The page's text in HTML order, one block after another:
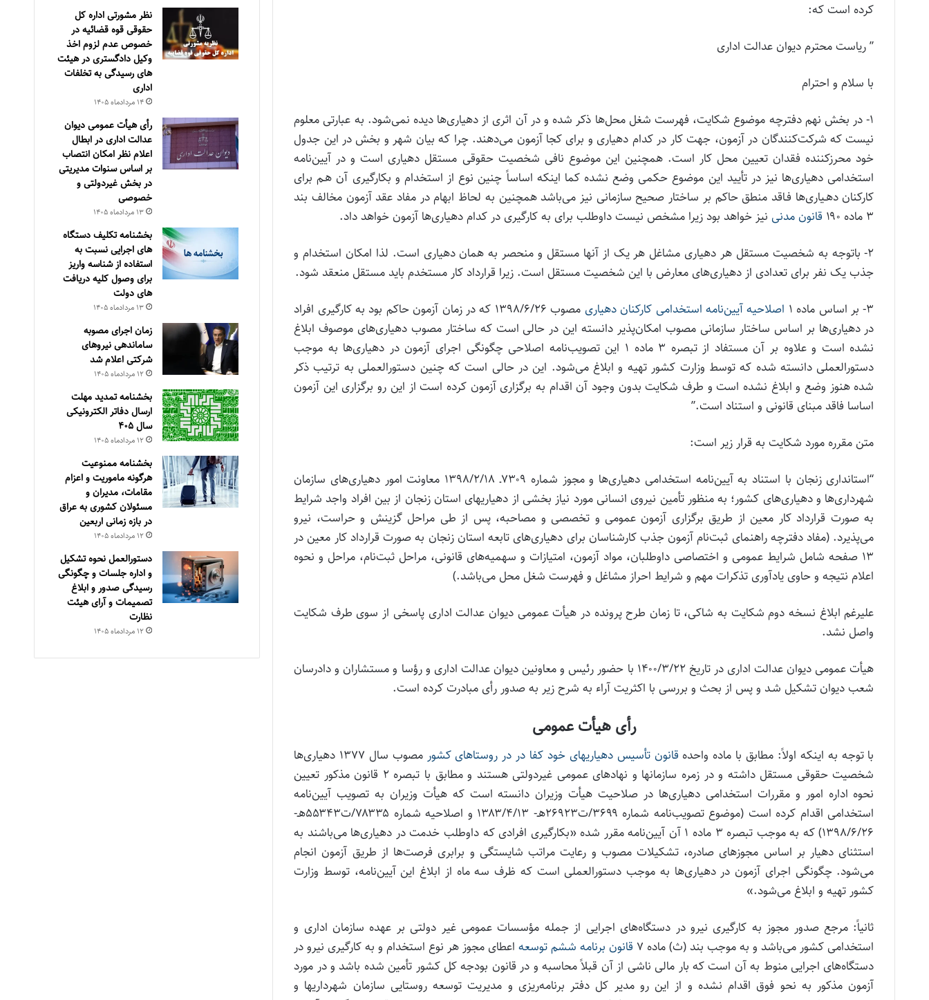
کرده است که:
” ریاست محترم دیوان عدالت اداری
با سلام و احترام
۱- در بخش نهم دفترچه موضوع شکایت، فهرست شغل محل‌ها ذکر شده و در آن اثری از دهیاری‌ها دیده نمی‌‌شود. به عبارتی معلوم
نیست که شرکت‌کنندگان در آزمون، جهت کار در کدام دهیاری و برای کجا آزمون می‌‌دهند. چرا که بیان شهر و بخش در این جدول
خود محرزکننده فقدان تعیین محل کار است. همچنین این موضوع نافی شخصیت حقوقی مستقل دهیاری است و در آیین‌نامه
استخدامی دهیاری‌ها نیز در تأیید این موضوع حکمی وضع نشده کما اینکه اساساً چنین نوع از استخدام و بکارگیری آن هـم برای
کارکنان دهـیاری‌ها فـاقد منطق حاکم بر ساختار صحیح سازمانی نیز می‌باشد همچنین به لحاظ ابهام در مفاد عقد آزمون مخالف بند
۳ ماده ۱۹۰
قانون مدنی نیز خواهد بود زیرا مشخص نیست داوطلب برای به کارگیری در کدام دهیاری‌ها آزمون خواهد داد.
۲- باتوجه به شخصیت مستقل هر دهیاری مشاغل هر یک از آنها مستقل و منحصر به همان دهیاری است. لذا امکان استخدام و
جذب یک نفر برای تعدادی از دهیاری‌های معارض با این شخصیت مستقل است. زیرا قرارداد کار مستخدم باید مستقل منعقد شود.
۳- بر اساس ماده ۱ اصلاحیه آیین‌نامه استخدامی کارکنان دهیاری
مصوب ۱۳۹۸/۶/۲۶ که در زمان آزمون حاکم بود به کارگیری افراد
در دهیاری‌ها بر اساس ساختار سازمانی مصوب امکان‌پذیر دانسته این در حالی است که ساختار مصوب دهیاری‌های موصوف ابلاغ
نشده است و علاوه بر آن مستفاد از تبصره ۳ ماده ۱ این تصویب‌نامه اصلاحی چگونگی اجرای آزمون در دهیاری‌ها به موجب
دستورالعملی دانسته شده که توسط وزارت کشور تهیه و ابلاغ می‌شود. این در حالی است که چنین دستورالعملی به ترتیب ذکر
شده هنوز وضع و ابلاغ نشده است و طرف شکایت بدون وجود آن اقدام به برگزاری آزمون کرده است از این رو برگزاری این آزمون
اساسا فاقد مبنای قانونی و استناد است.”
متن مقرره مورد شکایت به قرار زیر است:
“استانداری زنجان با استناد به آیین‌نامه استخدامی دهیاری‌ها و مجوز شماره ۷۳۰۹ـ ۱۳۹۸/۲/۱۸ معاونت امور دهیاری‌های سازمان
شهرداری‌ها و دهیاری‌های کشور؛ به منظور تأمین نیروی انسانی مورد نیاز بخشی از دهیاریهای استان زنجان از بین افراد واجد شرایط
به صورت قرارداد کار معین از طریق برگزاری آزمون عمومی و تخصصی و مصاحبه، پس از طی مراحل گزینش و حراست، نیرو
می‌پذیرد. (مفاد دفترچه راهنمای ثبت‌نام آزمون جذب کارشناسان برای دهیاری‌های تابعه استان زنجان به صورت قرارداد کار معین در
۱۳ صفحه شامل شرایط عمومی و اختصاصی داوطلبان، مواد آزمون، امتیازات و سهمیه‌های قانونی، مراحل ثبت‌نام، مراحل و نحوه
اعلام نتیجه و حاوی یادآوری تذکرات مهم و شرایط احراز مشاغل و فهرست شغل محل می‌باشد.)
علیرغم ابلاغ نسخه دوم شکایت به شاکی، تا زمان طرح پرونده در هیأت عمومی دیوان عدالت اداری پاسخی از سوی طرف شکایت
واصل نشد.
هیأت عمومی دیوان عدالت اداری در تاریخ ۱۴۰۰/۳/۲۲ با حضور رئیس و معاونین دیوان عدالت اداری و رؤسا و مستشاران و دادرسان
شعب دیوان تشکیل شـد و پس از بحث و بررسی با اکثریت آراء به شرح زیر به صدور رأی مبادرت کرده است.
رأی هیأت عمومی
با توجه به اینکه اولاً: مطابق با ماده واحده قانون تأسیس دهیاریهای خود کفا در در روستاهای کشور
مصوب سال ۱۳۷۷ دهیاری‌ها
شخصیت حقوقی مستقل داشته و در زمره سازمانها و نهادهای عمومی غیردولتی هستند و مطابق با تبصره ۲ قانون مذکور تعیین
نحوه اداره امور و مقررات استخدامی دهیاری‌ها در صلاحیت هیأت وزیران دانسته است که هیأت وزیران به تصویب آیین‌نامه
استخدامی اقدام کرده است (موضوع تصویب‌نامه شماره ۳۶۹۹/ت۲۶۹۲۳هـ- ۱۳۸۳/۴/۱۳ و اصلاحیه شماره ۷۸۳۳۵/ت۵۵۳۴۳هـ-
۱۳۹۸/۶/۲۶) که به موجب تبصره ۳ ماده ۱ آن آیین‌نامه مقرر شده «بکارگیری افرادی که داوطلب خدمت در دهیاری‌ها می‌باشند به
استثنای دهیار بر اساس مجوزهای صادره، تشکیلات مصوب و رعایت مراتب شایستگی و برابری فرصت‌ها از طریق آزمون انجام
می‌شود. چگونگی اجرای آزمون در دهیاری‌ها به موجب دستورالعملی است که ظرف سه ماه از ابلاغ این آیین‌نامه، توسط وزارت
کشور تهیه و ابلاغ می‌شود.»
ثانیاً: مرجع صدور مجوز به کارگیری نیرو در دستگاه‌های اجرایی از جمله مؤسسات عمومی غیر دولتی بر عهده سازمان اداری و
استخدامی کشور می‌باشد و به موجب بند (ث) ماده ۷
قانون برنامه ششم توسعهاعطای مجوز هر نوع استخدام و به کارگیری نیرو در
دستگاه‌های اجرایی منوط به آن است که بار مالی ناشی از آن قبلاً محاسبه و در قانون بودجه کل کشور تأمین شده باشد و در مورد
آزمون مذکور به نحو فوق اقدام نشده و از این رو مدیر کل دفتر برنامه‌ریزی و مدیریت توسعه روستایی سازمان شهرداریها و
نظر مشورتی اداره کل
حقوقی قوه قضائیه در
خصوص عدم لزوم اخذ
وکیل دادگستری در هیئت
های رسیدگی به تخلفات
اداری
۱۴ مرداد‌ماه ۱۴۰۵
رأی هیأت عمومی دیوان
عدالت اداری در ابطال
اعلام نظر امکان انتصاب
بر اساس سنوات مدیریتی
در بخش غیردولتی و
خصوصی
۱۳ مرداد‌ماه ۱۴۰۵
بخشنامه تکلیف دستگاه
های اجرایی نسبت به
استفاده از شناسه واریز
برای وصول کلیه دریافت
های دولت
۱۳ مرداد‌ماه ۱۴۰۵
زمان اجرای مصوبه
ساماندهی نیروهای
شرکتی اعلام شد
۱۲ مرداد‌ماه ۱۴۰۵
بخشنامه تمدید مهلت
ارسال دفاتر الکترونیکی
سال ۴۰۵
۱۲ مرداد‌ماه ۱۴۰۵
بخشنامه ممنوعیت
هرگونه ماموریت و اعزام
مقامات، مدیران و
مسئولان کشوری به عراق
در بازه زمانی اربعین
۱۲ مرداد‌ماه ۱۴۰۵
دستورالعمل نحوه تشکیل
و اداره جلسات و چگونگی
رسیدگی صدور و ‏ابلاغ
تصمیمات و‎ ‎آرای هیئت
نظارت
۱۲ مرداد‌ماه ۱۴۰۵